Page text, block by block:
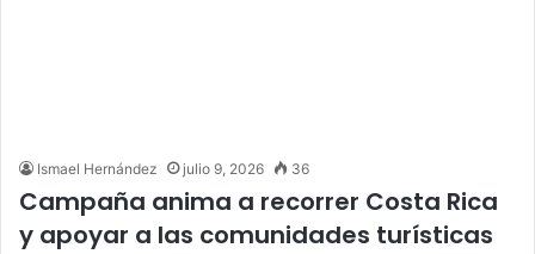
Ismael Hernández julio 9, 2026 36
Campaña anima a recorrer Costa Rica
y apoyar a las comunidades turísticas